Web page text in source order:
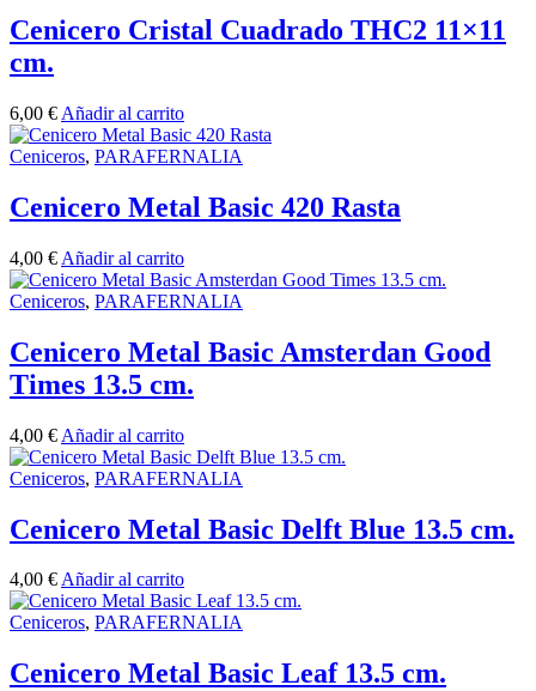
Cenicero Cristal Cuadrado THC2 11×11
cm.
6,00 € Añadir al carrito
Ceniceros, PARAFERNALIA
Cenicero Metal Basic 420 Rasta
4,00 € Añadir al carrito
Ceniceros, PARAFERNALIA
Cenicero Metal Basic Amsterdan Good
Times 13.5 cm.
4,00 € Añadir al carrito
Ceniceros, PARAFERNALIA
Cenicero Metal Basic Delft Blue 13.5 cm.
4,00 €Añadir al carrito
Ceniceros, PARAFERNALIA
Cenicero Metal Basic Leaf 13.5 cm.